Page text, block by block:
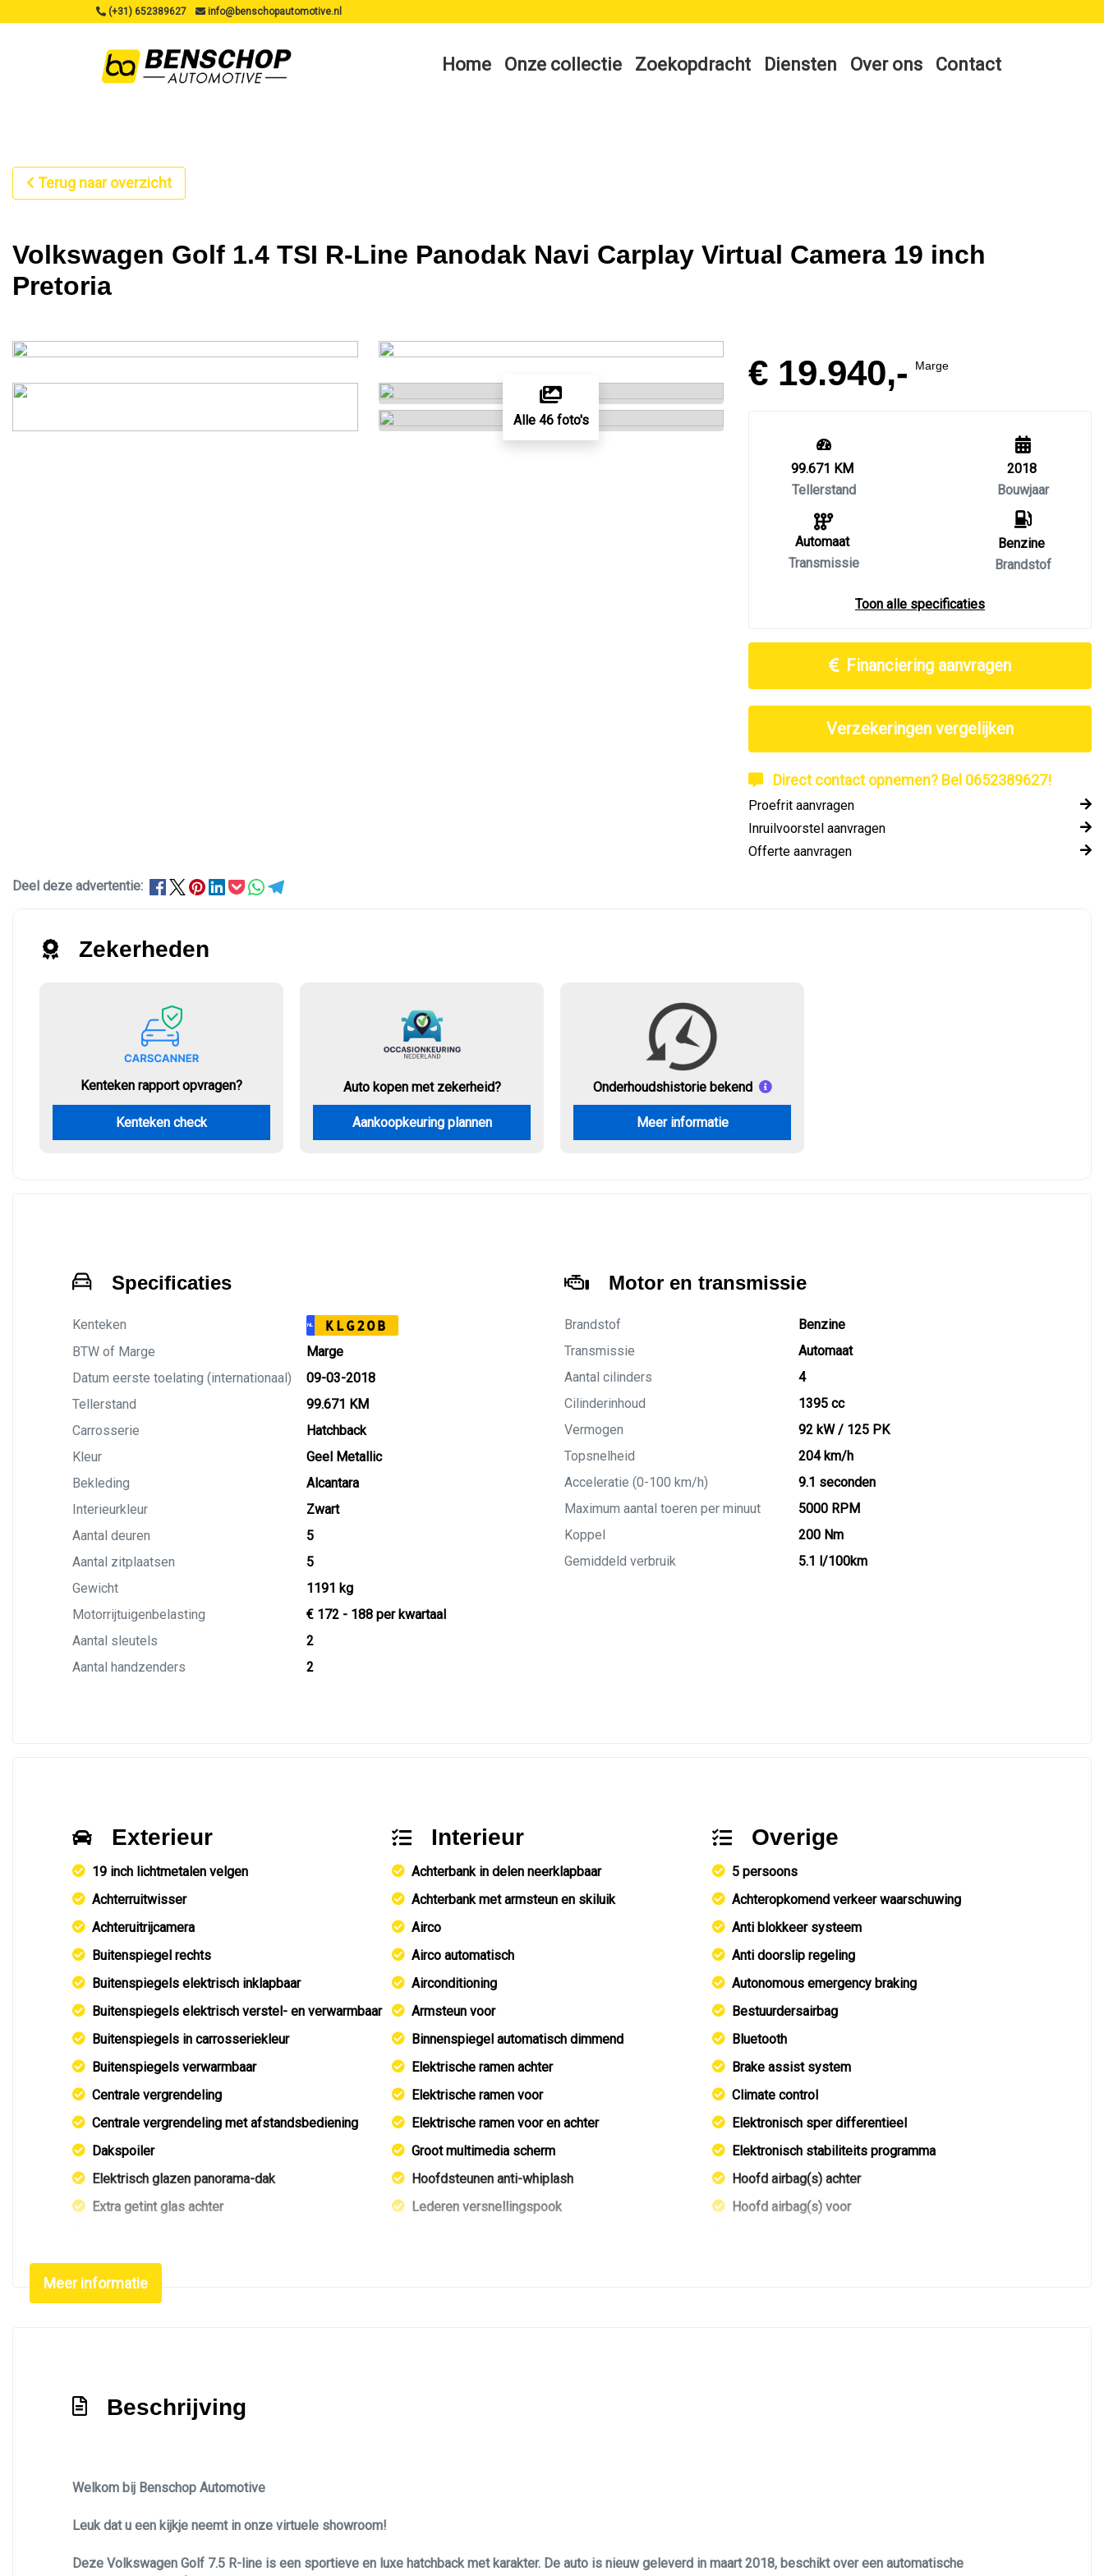
(+31) 652389627 info@benschopautomotive.nl
Home Onze collectie Zoekopdracht Diensten Over ons Contact
Terug naar overzicht
Volkswagen Golf 1.4 TSI R-Line Panodak Navi Carplay Virtual Camera 19 inch
Pretoria
Alle 46 foto's
€ 19.940,- Marge
99.671 KM
Tellerstand
Automaat
Transmissie
2018
Bouwjaar
Benzine
Brandstof
Toon alle specificaties
Financiering aanvragen
Verzekeringen vergelijken
Direct contact opnemen? Bel 0652389627!
Proefrit aanvragen
Inruilvoorstel aanvragen
Offerte aanvragen
Deel deze advertentie:
Zekerheden
Kenteken rapport opvragen?
Kenteken check
Auto kopen met zekerheid?
Aankoopkeuring plannen
Onderhoudshistorie bekend
Meer informatie
Specificaties
Kenteken NL KLG20B
BTW of Marge
Marge
Datum eerste toelating (internationaal)
09-03-2018
Tellerstand
99.671 KM
Carrosserie
Hatchback
Kleur
Geel Metallic
Bekleding
Alcantara
Interieurkleur
Zwart
Aantal deuren
5
Aantal zitplaatsen
5
Gewicht
1191 kg
Motorrijtuigenbelasting
€ 172 - 188 per kwartaal
Aantal sleutels
2
Aantal handzenders
2
Motor en transmissie
Brandstof
Benzine
Transmissie
Automaat
Aantal cilinders
4
Cilinderinhoud
1395 cc
Vermogen
92 kW / 125 PK
Topsnelheid
204 km/h
Acceleratie (0-100 km/h)
9.1 seconden
Maximum aantal toeren per minuut
5000 RPM
Koppel
200 Nm
Gemiddeld verbruik
5.1 l/100km
Exterieur
19 inch lichtmetalen velgen
Achterruitwisser
Achteruitrijcamera
Buitenspiegel rechts
Buitenspiegels elektrisch inklapbaar
Buitenspiegels elektrisch verstel- en verwarmbaar
Buitenspiegels in carrosseriekleur
Buitenspiegels verwarmbaar
Centrale vergrendeling
Centrale vergrendeling met afstandsbediening
Dakspoiler
Elektrisch glazen panorama-dak
Extra getint glas achter
Glazen schuifdak
Led achterlichten
Metaalkleur
Panoramadak
Premium kleur
Interieur
Achterbank in delen neerklapbaar
Achterbank met armsteun en skiluik
Airco
Airco automatisch
Airconditioning
Armsteun voor
Binnenspiegel automatisch dimmend
Elektrische ramen achter
Elektrische ramen voor
Elektrische ramen voor en achter
Groot multimedia scherm
Hoofdsteunen anti-whiplash
Lederen versnellingspook
Voorstoelen verwarmd
Overige
5 persoons
Achteropkomend verkeer waarschuwing
Anti blokkeer systeem
Anti doorslip regeling
Autonomous emergency braking
Bestuurdersairbag
Bluetooth
Brake assist system
Climate control
Elektronisch sper differentieel
Elektronisch stabiliteits programma
Hoofd airbag(s) achter
Hoofd airbag(s) voor
Meer informatie
Beschrijving
Welkom bij Benschop Automotive
Leuk dat u een kijkje neemt in onze virtuele showroom!
Deze Volkswagen Golf 7.5 R-line is een sportieve en luxe hatchback met karakter. De auto is nieuw geleverd in maart 2018, beschikt over een automatische